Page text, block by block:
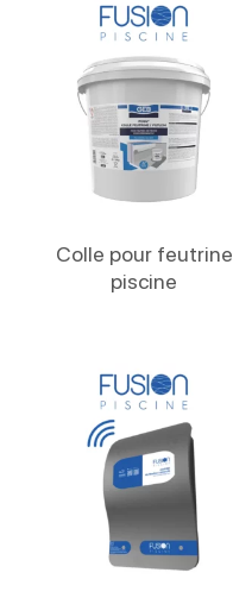
Colle pour feutrine
piscine